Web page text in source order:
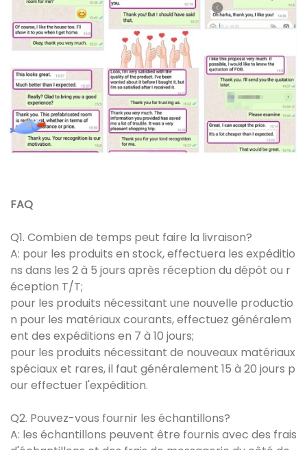
FAQ
Q1. Combien de temps peut faire la livraison?
A: pour les produits en stock, effectuera les expéditio
ns dans les 2 à 5 jours après réception du dépôt ou r
éception T/T;
pour les produits nécessitant une nouvelle productio
n pour les matériaux courants, effectuez généralem
ent des expéditions en 7 à 10 jours;
pour les produits nécessitant de nouveaux matériaux
spéciaux et rares, il faut généralement 15 à 20 jours p
our effectuer l'expédition.
Q2. Pouvez-vous fournir les échantillons?
A: les échantillons peuvent être fournis avec des frais